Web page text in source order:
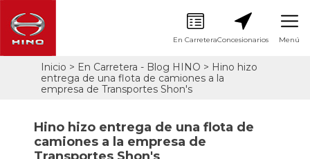
contenido
En CarreteraConcesionarios Menú
Sobrescribir
enlaces
ayuda
a
la
Inicio En Carretera - Blog HINO
Hino hizo
entrega de una flota de camiones a la
empresa de Transportes Shon's
Hino hizo entrega de una flota de
camiones a la empresa de